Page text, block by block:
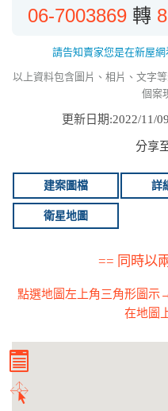
06-7003869 轉
請告知賣家您是在新屋網
以上資料包含圖片、相片、文字
個案
更新日期:2022/11/
分享
建案圖檔 詳
衛星地圖
== 同時以
點選地圖左上角三角形圖
在地圖